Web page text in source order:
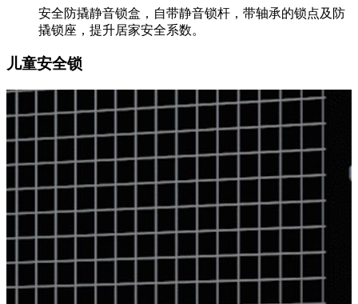
安全防撬静音锁盒，自带静音锁杆，带轴承的锁点及防
撬锁座，提升居家安全系数。
儿童安全锁